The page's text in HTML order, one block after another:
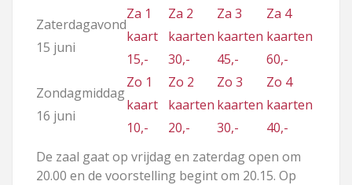
Zaterdagavond
15 juni
Za 1
kaart
15,-
Za 2
kaarten
30,-
Za 3
kaarten
45,-
Za 4
kaarten
60,-
Zondagmiddag
16 juni
Zo 1
kaart
10,-
Zo 2
kaarten
20,-
Zo 3
kaarten
30,-
Zo 4
kaarten
40,-
De zaal gaat op vrijdag en zaterdag open om
20.00 en de voorstelling begint om 20.15. Op